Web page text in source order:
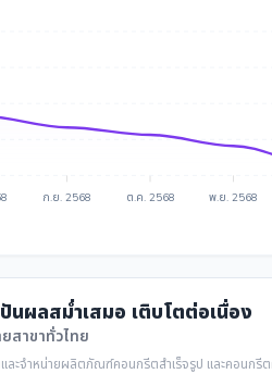
ก.ย. 2568 ต.ค. 2568 พ.ย. 2568
นผลสม่ำเสมอ เติบโตต่อเนื่อง
สาขาทั่วไทย
ละจำหน่ายผลิตภัณฑ์คอนกรีตสำเร็จรูป และคอนกรีต